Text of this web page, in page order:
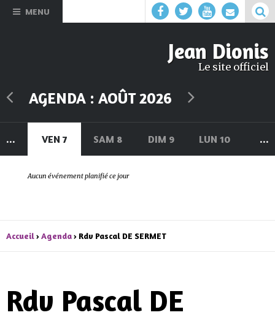
MENU
Jean Dionis
Le site officiel
AGENDA : AOÛT 2026
6 VEN 7 SAM 8 DIM 9 LUN 10
... ...
Aucun événement planifié ce jour
Accueil›Agenda› Rdv Pascal DE SERMET
Rdv Pascal DE